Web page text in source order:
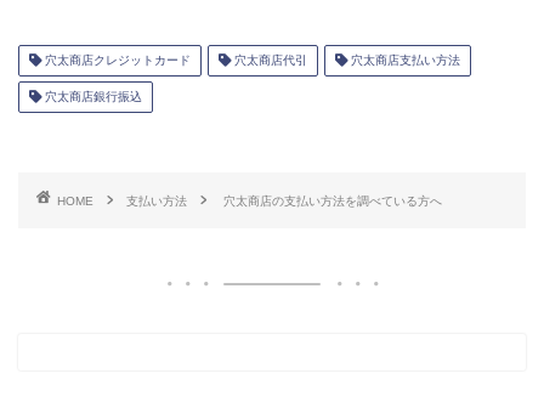
穴太商店クレジットカード 穴太商店代引 穴太商店支払い方法
穴太商店銀行振込
HOME 支払い方法 穴太商店の支払い方法を調べている方へ